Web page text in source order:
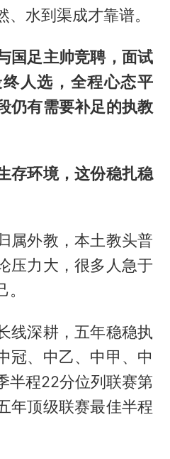
水到渠成才靠谱。
国足主帅竞聘，面试
人选，全程心态平
仍有需要补足的执教
存环境，这份稳扎稳
属外教，本土教头普
压力大，很多人急于
线深耕，五年稳稳执
冠、中乙、中甲、中
半程22分位列联赛第
年顶级联赛最佳半程